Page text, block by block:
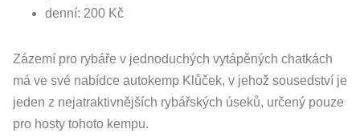
denní: 200 Kč
Zázemí pro rybáře v jednoduchých vytápěných chatkách
má ve své nabídce autokemp Klůček, v jehož sousedství je
jeden z nejatraktivnějších rybářských úseků, určený pouze
pro hosty tohoto kempu.